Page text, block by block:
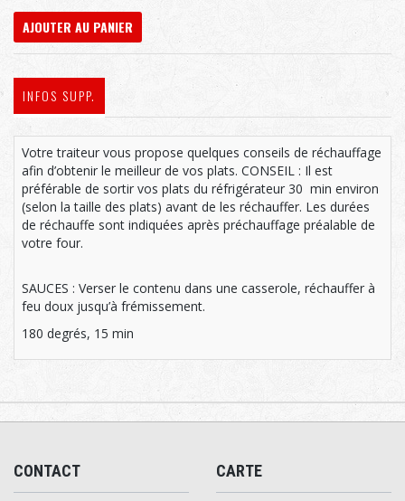
AJOUTER AU PANIER
INFOS SUPP.
Votre traiteur vous propose quelques conseils de réchauffage
afin d’obtenir le meilleur de vos plats. CONSEIL : Il est
préférable de sortir vos plats du réfrigérateur 30 min environ
(selon la taille des plats) avant de les réchauffer. Les durées
de réchauffe sont indiquées après préchauffage préalable de
votre four.
SAUCES : Verser le contenu dans une casserole, réchauffer à
feu doux jusqu’à frémissement.
180 degrés, 15 min
CONTACT CARTE